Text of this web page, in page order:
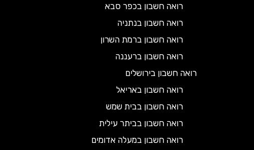
רואה חשבון בכפר סבא
רואה חשבון בנתניה
רואה חשבון ברמת השרון
רואה חשבון ברעננה
רואה חשבון בירושלים
רואה חשבון באריאל
רואה חשבון בבית שמש
רואה חשבון בביתר עילית
רואה חשבון במעלה אדומים